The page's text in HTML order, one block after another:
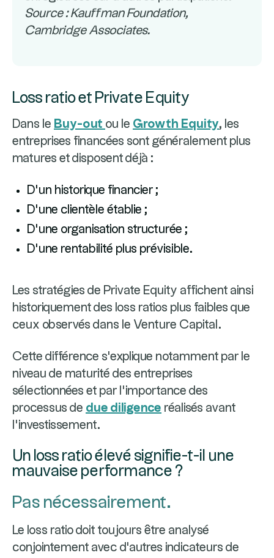
Source : Kauffman Foundation,
Cambridge Associates.
Loss ratio et Private Equity
Dans le Buy-out ou le Growth Equity, les
entreprises financées sont généralement plus
matures et disposent déjà :
D'un historique financier ;
D'une clientèle établie ;
D'une organisation structurée ;
D'une rentabilité plus prévisible.
Les stratégies de Private Equity affichent ainsi
historiquement des loss ratios plus faibles que
ceux observés dans le Venture Capital.
Cette différence s'explique notamment par le
niveau de maturité des entreprises
sélectionnées et par l'importance des
processus de due diligence réalisés avant
l'investissement.
Un loss ratio élevé signifie-t-il une
mauvaise performance ?
Pas nécessairement.
Le loss ratio doit toujours être analysé
conjointement avec d'autres indicateurs de